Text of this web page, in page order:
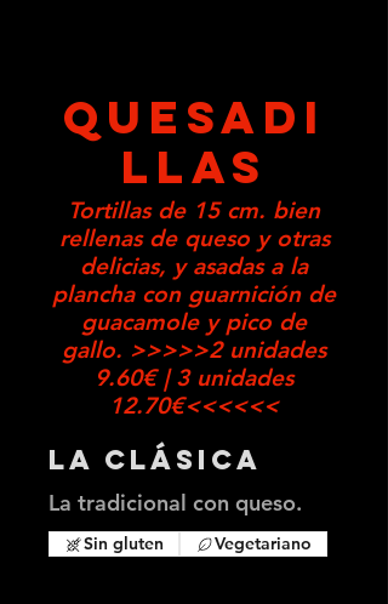
QUESADI
LLAS
Tortillas de 15 cm. bien
rellenas de queso y otras
delicias, y asadas a la
plancha con guarnición de
guacamole y pico de
gallo. >>>>>2 unidades
9.60€ | 3 unidades
12.70€<<<<<<
La Clásica
La tradicional con queso.
Sin gluten Vegetariano